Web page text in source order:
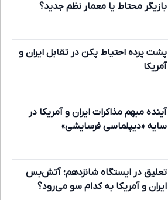
بازیگر محتاط یا معمار نظم جدید؟
پشت پرده احتیاط پکن در تقابل ایران و
آمریکا
آینده مبهم مذاکرات ایران و آمریکا در
سایه «دیپلماسی فرسایشی»
تعلیق در ایستگاه شانزدهم؛ آتش‌بس
ایران و آمریکا به کدام سو می‌رود؟